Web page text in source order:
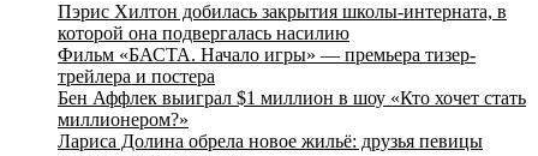
Пэрис Хилтон добилась закрытия школы-интерната, в
которой она подвергалась насилию
Фильм «БАСТА. Начало игры» — премьера тизер-
трейлера и постера
Бен Аффлек выиграл $1 миллион в шоу «Кто хочет стать
миллионером?»
Лариса Долина обрела новое жильё: друзья певицы